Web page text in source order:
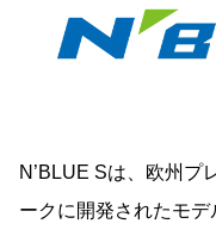
N’BLUE Sは、欧州プ
ークに開発されたモ